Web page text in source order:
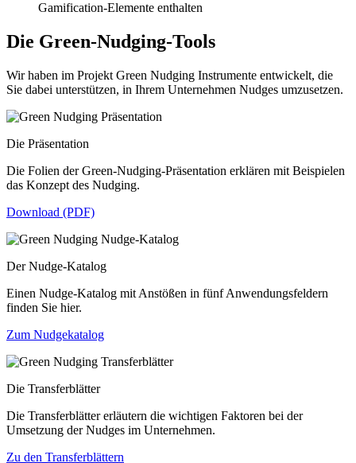
Gamification-Elemente enthalten
Die Green-Nudging-Tools
Wir haben im Projekt Green Nudging Instrumente entwickelt, die
Sie dabei unterstützen, in Ihrem Unternehmen Nudges umzusetzen.
Die Präsentation
Die Folien der Green-Nudging-Präsentation erklären mit Beispielen
das Konzept des Nudging.
Download (PDF)
Der Nudge-Katalog
Einen Nudge-Katalog mit Anstößen in fünf Anwendungsfeldern
finden Sie hier.
Zum Nudgekatalog
Die Transferblätter
Die Transferblätter erläutern die wichtigen Faktoren bei der
Umsetzung der Nudges im Unternehmen.
Zu den Transferblättern